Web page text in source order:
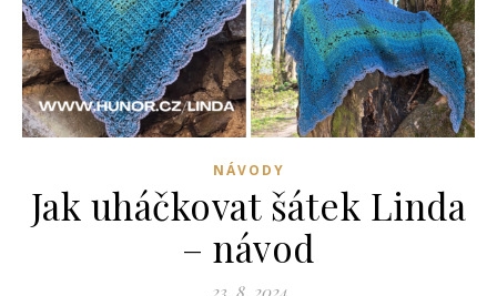
NÁVODY
Jak uháčkovat šátek Linda
– návod